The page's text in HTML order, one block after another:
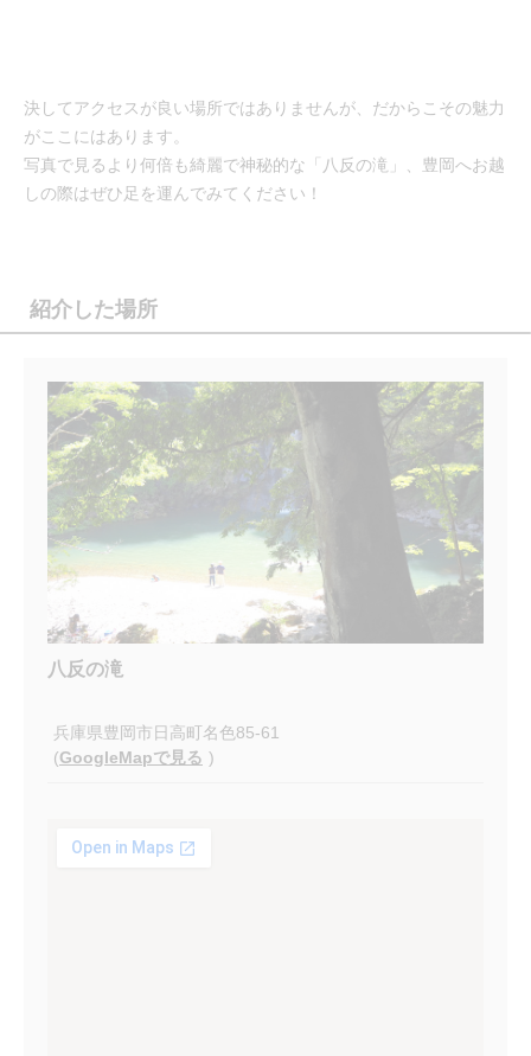
決してアクセスが良い場所ではありませんが、だからこその魅力
がここにはあります。
写真で見るより何倍も綺麗で神秘的な「八反の滝」、豊岡へお越
しの際はぜひ足を運んでみてください！
紹介した場所
八反の滝
兵庫県豊岡市日高町名色85-61
(GoogleMapで見る )